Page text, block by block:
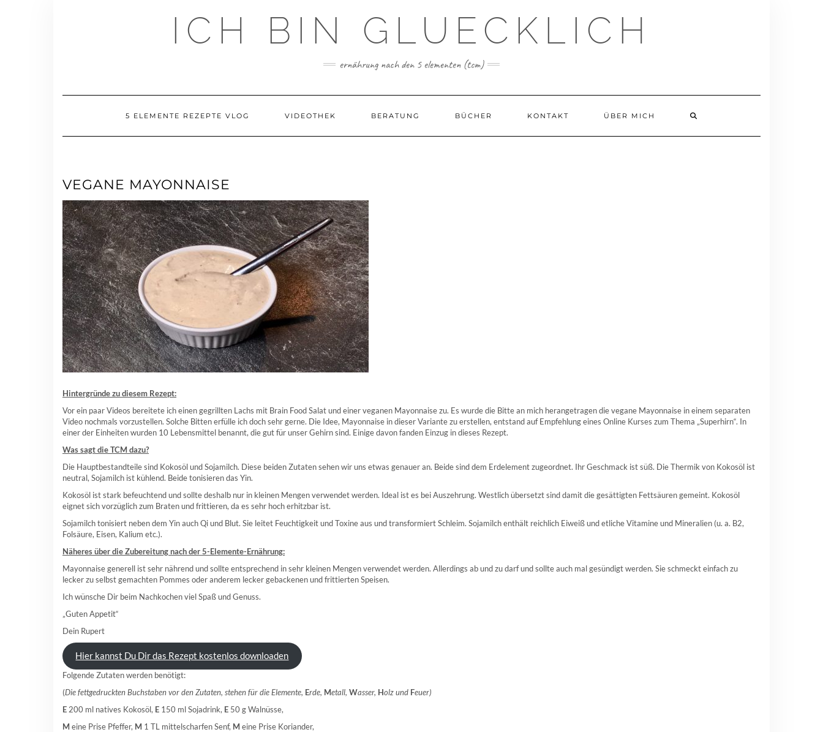
ICH BIN GLUECKLICH
ernährung nach den 5 elementen (tcm)
5 ELEMENTE REZEPTE VLOG VIDEOTHEK BERATUNG BÜCHER KONTAKT ÜBER MICH
VEGANE MAYONNAISE
Hintergründe zu diesem Rezept:
Vor ein paar Videos bereitete ich einen gegrillten Lachs mit Brain Food Salat und einer veganen Mayonnaise zu. Es wurde die Bitte an mich herangetragen die vegane Mayonnaise in einem separaten
Video nochmals vorzustellen. Solche Bitten erfülle ich doch sehr gerne. Die Idee, Mayonnaise in dieser Variante zu erstellen, entstand auf Empfehlung eines Online Kurses zum Thema „Superhirn“. In
einer der Einheiten wurden 10 Lebensmittel benannt, die gut für unser Gehirn sind. Einige davon fanden Einzug in dieses Rezept.
Was sagt die TCM dazu?
Die Hauptbestandteile sind Kokosöl und Sojamilch. Diese beiden Zutaten sehen wir uns etwas genauer an. Beide sind dem Erdelement zugeordnet. Ihr Geschmack ist süß. Die Thermik von Kokosöl ist
neutral, Sojamilch ist kühlend. Beide tonisieren das Yin.
Kokosöl ist stark befeuchtend und sollte deshalb nur in kleinen Mengen verwendet werden. Ideal ist es bei Auszehrung. Westlich übersetzt sind damit die gesättigten Fettsäuren gemeint. Kokosöl
eignet sich vorzüglich zum Braten und frittieren, da es sehr hoch erhitzbar ist.
Sojamilch tonisiert neben dem Yin auch Qi und Blut. Sie leitet Feuchtigkeit und Toxine aus und transformiert Schleim. Sojamilch enthält reichlich Eiweiß und etliche Vitamine und Mineralien (u. a. B2,
Folsäure, Eisen, Kalium etc.).
Näheres über die Zubereitung nach der 5-Elemente-Ernährung:
Mayonnaise generell ist sehr nährend und sollte entsprechend in sehr kleinen Mengen verwendet werden. Allerdings ab und zu darf und sollte auch mal gesündigt werden. Sie schmeckt einfach zu
lecker zu selbst gemachten Pommes oder anderem lecker gebackenen und frittierten Speisen.
Ich wünsche Dir beim Nachkochen viel Spaß und Genuss.
„Guten Appetit“
Dein Rupert
Hier kannst Du Dir das Rezept kostenlos downloaden
Folgende Zutaten werden benötigt:
(Die fettgedruckten Buchstaben vor den Zutaten, stehen für die Elemente, Erde, Metall, Wasser, Holz und Feuer)
E 200 ml natives Kokosöl, E 150 ml Sojadrink, E 50 g Walnüsse,
Meine Prise Pfeffer, M 1 TL mittelscharfen Senf, Meine Prise Koriander,